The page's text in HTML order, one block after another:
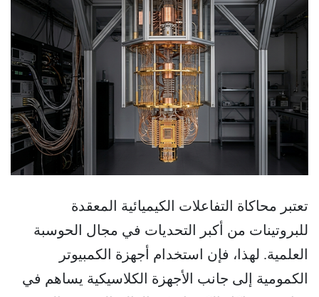
تعتبر محاكاة التفاعلات الكيميائية المعقدة
للبروتينات من أكبر التحديات في مجال الحوسبة
العلمية. لهذا، فإن استخدام أجهزة الكمبيوتر
الكمومية إلى جانب الأجهزة الكلاسيكية يساهم في